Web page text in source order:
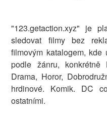
"123.getaction.xyz" je
sledovat filmy bez
filmovým katalogem,
podle žánru, konkrétně
Drama, Horor,
hrdinové. Komik. DC
ostatními.